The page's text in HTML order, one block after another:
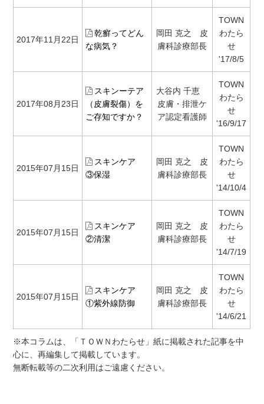
2017年11月22日
乾癬ってどん
な病気？
岡田 克之 皮
膚科診療部長
TOWN
わたら
せ
'17/8/5
2017年08月23日
スキンーテア
（皮膚裂傷）を
ご存知ですか？
大谷内 千恵
皮膚・排泄ケ
ア認定看護師
TOWN
わたら
せ
'16/9/17
2015年07月15日
スキンケア
③保湿
岡田 克之 皮
膚科診療部長
TOWN
わたら
せ
'14/10/4
2015年07月15日
スキンケア
②清潔
岡田 克之 皮
膚科診療部長
TOWN
わたら
せ
'14/7/19
2015年07月15日
スキンケア
①紫外線防御
岡田 克之 皮
膚科診療部長
TOWN
わたら
せ
'14/6/21
※本コラムは、「ＴＯＷＮわたらせ」紙に掲載された記事を中
心に、再編集して掲載しています。
無断転載等の二次利用はご遠慮ください。